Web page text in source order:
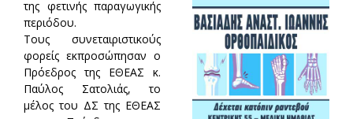
της φετινής παραγωγικής
περιόδου.
Τους συνεταιριστικούς
φορείς εκπροσώπησαν ο
Πρόεδρος της ΕΘΕΑΣ κ.
Παύλος Σατολιάς, το
μέλος του ΔΣ της ΕΘΕΑΣ